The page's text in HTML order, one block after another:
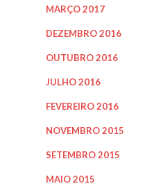
MARÇO 2017
DEZEMBRO 2016
OUTUBRO 2016
JULHO 2016
FEVEREIRO 2016
NOVEMBRO 2015
SETEMBRO 2015
MAIO 2015